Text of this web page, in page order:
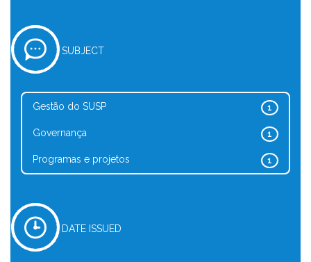
SUBJECT
1
Gestão do SUSP
1
Governança
1
Programas e projetos
DATE ISSUED